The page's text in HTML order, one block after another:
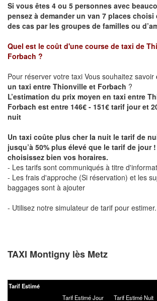
Si vous êtes 4 ou 5 personnes avec
pensez à demander un van 7 places
des cas par les groupes de familles ou
Quel est le coût d'une course de taxi de
Forbach ?
Pour réserver votre taxi Vous souhaitez savoir
un taxi entre Thionville et Forbach ?
L’estimation du prix moyen en taxi entre
Forbach est entre 146€ - 151€ tarif jour et
nuit
Un taxi coûte plus cher la nuit le tarif de
jusqu’à 50% plus élevé que le tarif de jour
choisissez bien vos horaires.
- Les tarifs sont communiqués à titre
- Les frais d'approche (Si réservation) et les
baggages sont à ajouter
- Utilisez notre simulateur de tarif pour estimer.
TAXI Montigny lès Metz
Tarif Estimé
Tarif Estimé Jour
Tarif Estimé Nuit